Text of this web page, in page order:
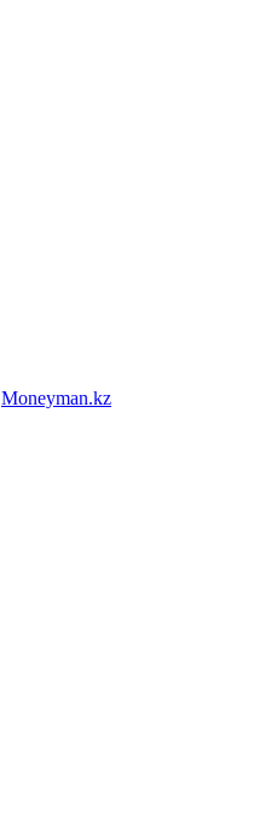
Moneyman.kz